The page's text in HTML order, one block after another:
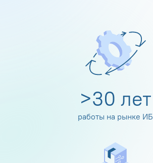
>30 лет
работы на рынке ИБ